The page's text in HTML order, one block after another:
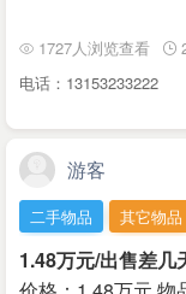
1727人浏览查看
电话：13153233222
游客
二手物品 其它物品